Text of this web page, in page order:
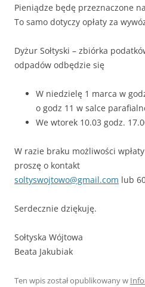
Pieniądze będę przeznaczone
To samo dotyczy opłaty za
Dyżur Sołtyski – zbiórka
odpadów odbędzie się
W niedzielę 1 marca w
o godz 11 w salce
We wtorek 10.03 godz.
W razie braku możliwości
proszę o kontakt
soltyswojtowo@gmail.com lub
Serdecznie dziękuję.
Sołtyska Wójtowa
Beata Jakubiak
Ten wpis został opublikowany w